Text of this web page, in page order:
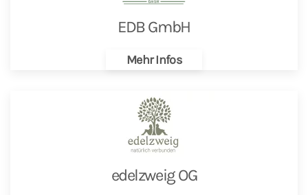
EDB GmbH
Mehr Infos
edelzweig OG